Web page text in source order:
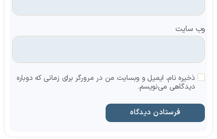
وب‌ سایت
ذخیره نام، ایمیل و وبسایت من در مرورگر برای زمانی که دوباره
دیدگاهی می‌نویسم.